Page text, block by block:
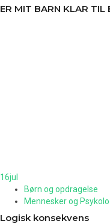
ER MIT BARN KLAR TIL
16jul
Børn og opdragelse
Mennesker og
Logisk konsekvens